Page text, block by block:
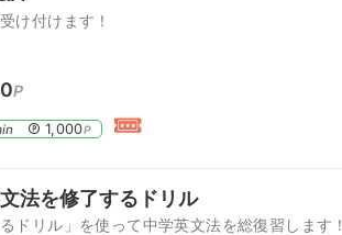
け付けます！
P
1,000P
法を修了するドリル
ドリル」を使って中学英文法を総復習します！